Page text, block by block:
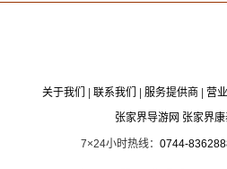
关于我们 联系我们 服务提供商
营
张家界导游网 张家界
7×24小时热线： 0744-